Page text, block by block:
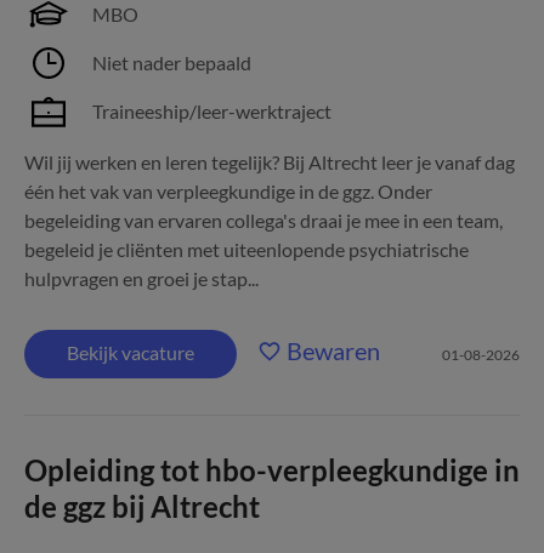
MBO
Niet nader bepaald
Traineeship/leer-werktraject
Wil jij werken en leren tegelijk? Bij Altrecht leer je vanaf dag
één het vak van verpleegkundige in de ggz. Onder
begeleiding van ervaren collega's draai je mee in een team,
begeleid je cliënten met uiteenlopende psychiatrische
hulpvragen en groei je stap...
Bekijk vacature Bewaren 01-08-2026
Opleiding tot hbo-verpleegkundige in
de ggz bij Altrecht